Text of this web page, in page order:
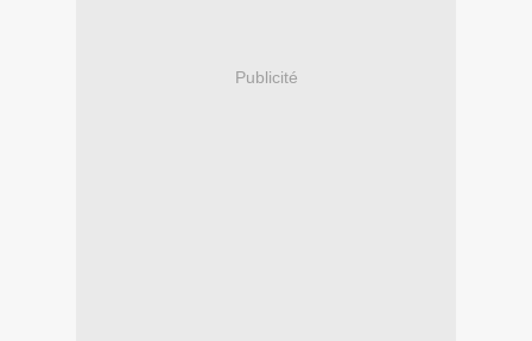
Publicité